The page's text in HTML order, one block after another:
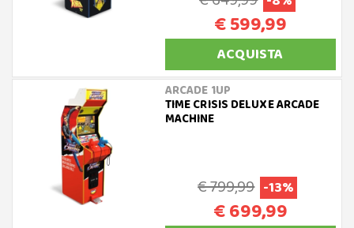
€ 599,99
ACQUISTA
ARCADE 1UP
TIME CRISIS DELUXE ARCADE
MACHINE
€ 799,99 -13%
€ 699,99